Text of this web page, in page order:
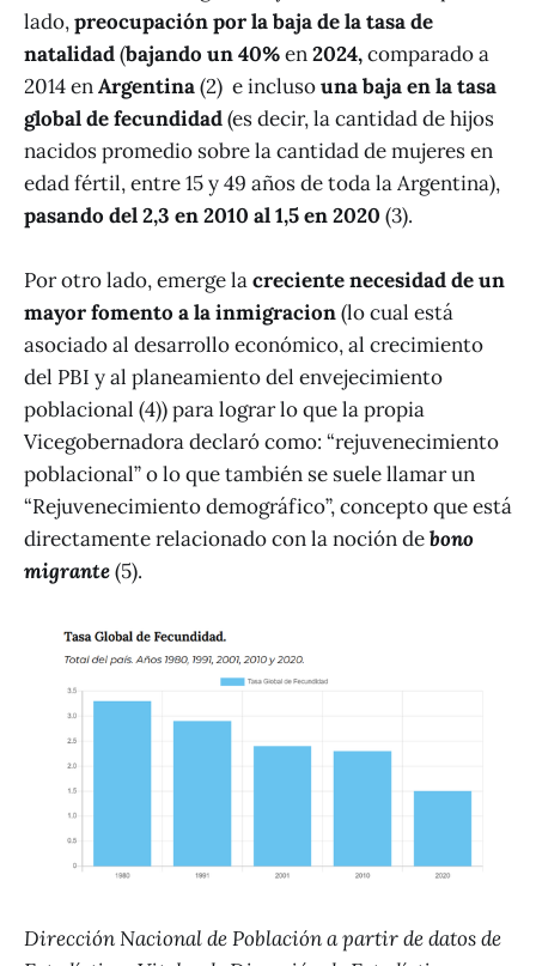
lado,preocupación por la baja de la tasa de
natalidad(bajando un 40%en2024,comparado a
2014 enArgentina(2) e inclusouna baja en la tasa
global de fecundidad(es decir, la cantidad de hijos
nacidos promedio sobre la cantidad de mujeres en
edad fértil, entre 15 y 49 años de toda la Argentina),
pasando del 2,3 en 2010 al 1,5 en 2020 (3).
Por otro lado, emerge lacreciente necesidad de un
mayor fomento a la inmigracion(lo cual está
asociado al desarrollo económico, al crecimiento
del PBI y al planeamiento del envejecimiento
poblacional (4)) para lograr lo que la propia
Vicegobernadora declaró como: “rejuvenecimiento
poblacional” o lo que también se suele llamar un
“Rejuvenecimiento demográfico”, concepto que está
directamente relacionado con la noción debono
migrante(5).
Dirección Nacional de Población a partir de datos de